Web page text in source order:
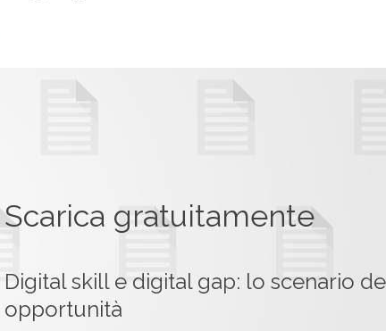
Scarica gratuitamente
Digital skill e digital gap: lo scenario
opportunità